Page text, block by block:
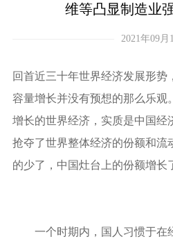
维等凸显制造业
2021年09月
回首近三十年世界经济发展形势
容量增长并没有预想的那么乐观
增长的世界经济，实质是中国经
抢夺了世界整体经济的份额和流
的少了，中国灶台上的份额增长
一个时期内，国人习惯于在